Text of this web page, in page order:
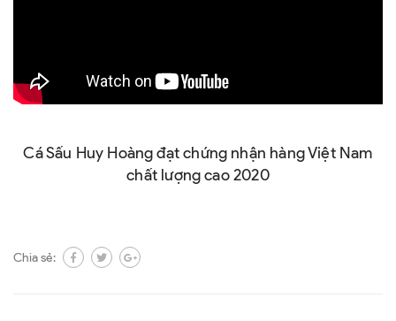
Cá Sấu Huy Hoàng đạt chứng nhận hàng Việt Nam
chất lượng cao 2020
Chia sẻ: